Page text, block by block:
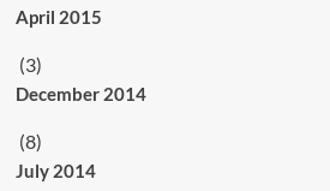
April 2015
(3)
December 2014
(8)
July 2014